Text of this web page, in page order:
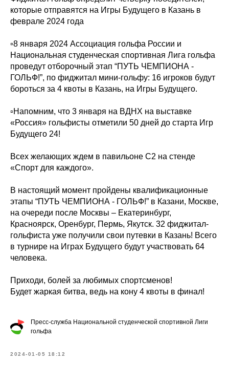
которые отправятся на Игры Будущего в Казань в
феврале 2024 года
▫️8 января 2024 Ассоциация гольфа России и
Национальная студенческая спортивная Лига гольфа
проведут отборочный этап “ПУТЬ ЧЕМПИОНА -
ГОЛЬФ!”, по фиджитал мини-гольфу: 16 игроков будут
бороться за 4 квоты в Казань, на Игры Будущего.
▫️Напомним, что 3 января на ВДНХ на выставке
«Россия» гольфисты отметили 50 дней до старта Игр
Будущего 24!
Всех желающих ждем в павильоне С2 на стенде
«Спорт для каждого».
В настоящий момент пройдены квалификационные
этапы “ПУТЬ ЧЕМПИОНА - ГОЛЬФ!” в Казани, Москве,
на очереди после Москвы – Екатеринбург,
Красноярск, Оренбург, Пермь, Якутск. 32 фиджитал-
гольфиста уже получили свои путевки в Казань! Всего
в турнире на Играх Будущего будут участвовать 64
человека.
Приходи, болей за любимых спортсменов!
Будет жаркая битва, ведь на кону 4 квоты в финал!
Пресс-служба Национальной студенческой спортивной Лиги
гольфа
2024-01-05 18:12